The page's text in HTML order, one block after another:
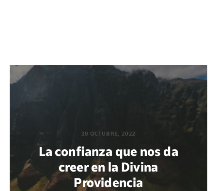
30 OCTUBRE, 2022
La confianza que nos da
creer en la Divina
Providencia